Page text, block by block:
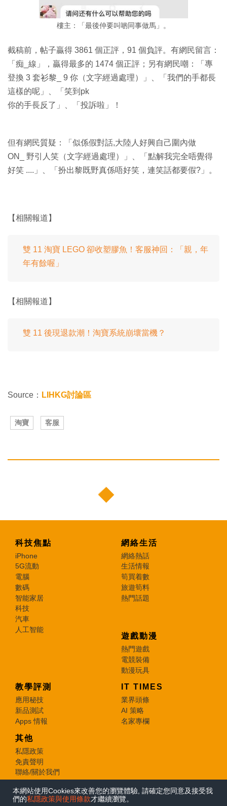
樓主：「最後仲要叫啲同事做馬」。
截稿前，帖子贏得 3861 個正評，91 個負評。有網民留言：
「痴_線」，贏得最多的 1474 個正評；另有網民嘲：「專
登換 3 套衫黎_ 9 你（文字經過處理）」、「我們的手都長
這樣的呢」、「笑到pk
你的手長反了」、「投訴啦」！
但有網民質疑：「似係假對話,大陸人好興自己圍內做
ON_ 野引人笑（文字經過處理）」、「點解我完全唔覺得
好笑 ....」、「扮出黎既野真係唔好笑，連笑話都要假?」。
【相關報道】
雙 11 淘寶 LEGO 卻收塑膠魚！客服神回：「親，年
年有餘喔」
【相關報道】
雙 11 後現退款潮！淘寶系統崩壞當機？
Source： LIHKG討論區
淘寶 客服
科技焦點
iPhone
5G流動
電腦
數碼
智能家居
科技
汽車
人工智能
網絡生活
網絡熱話
生活情報
筍買着數
旅遊筍料
熱門話題
遊戲動漫
熱門遊戲
電競裝備
動漫玩具
教學評測
應用秘技
新品測試
Apps 情報
IT TIMES
業界頭條
AI 策略
名家專欄
其他
私隱政策
免責聲明
聯絡/關於我們
© 2026 e-zone. All Rights Reserved.
本網站使用Cookies來改善您的瀏覽體驗, 請確定您同意及接受我
們的私隱政策與使用條款才繼續瀏覽。